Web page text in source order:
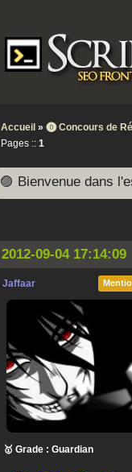
Accueil » ⓿ Concours de
Pages :: 1
🟣 Bienvenue dans
2012-09-04 17:14:09
Jaffaar
🥇 Grade : Guardian